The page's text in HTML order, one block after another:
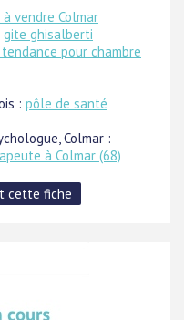
à vendre Colmar
gite ghisalberti
pour chambre
: pôle de santé
Colmar :
à Colmar (68)